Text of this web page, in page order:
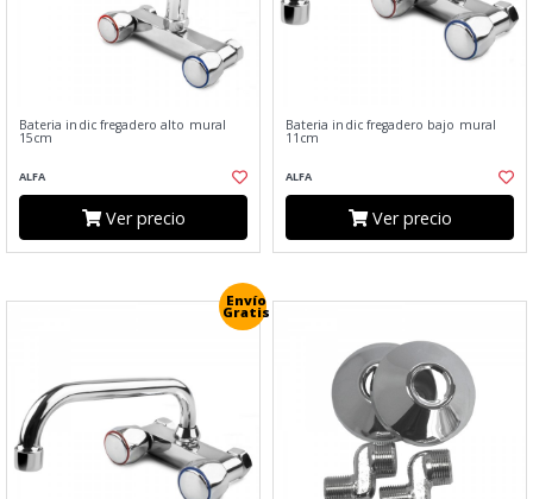
Bateria indic fregadero alto mural
15cm
ALFA
Ver precio
Bateria indic fregadero bajo mural
11cm
ALFA
Ver precio
Envío
Gratis